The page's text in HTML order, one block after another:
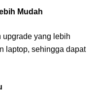
Mudah
upgrade yang lebih
laptop, sehingga dapat